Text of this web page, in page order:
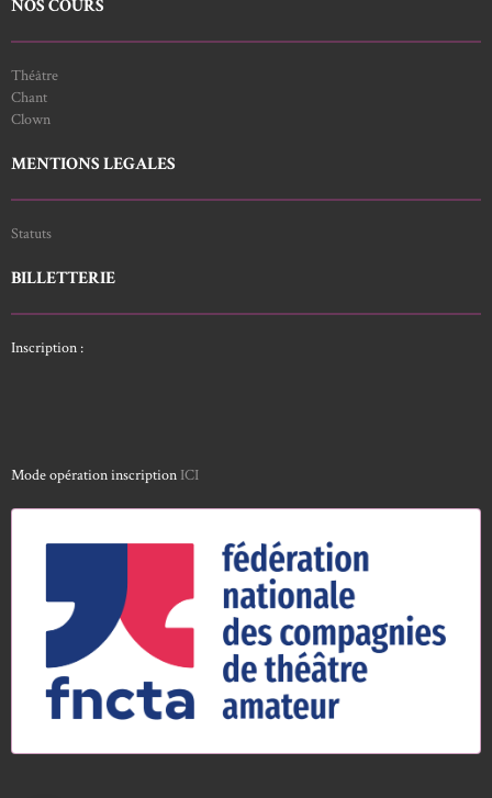
NOS COURS
Théâtre
Chant
Clown
MENTIONS LEGALES
Statuts
BILLETTERIE
Inscription :
Mode opération inscription ICI